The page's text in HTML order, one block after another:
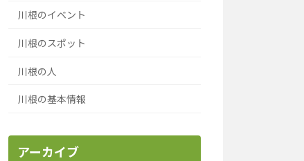
川根のイベント
川根のスポット
川根の人
川根の基本情報
アーカイブ